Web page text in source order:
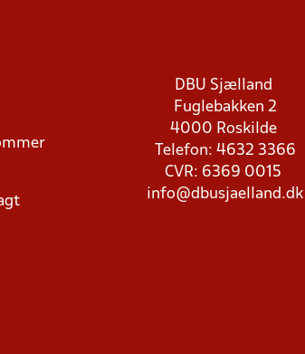
DBU Sjælland
Fuglebakken 2
4000 Roskilde
Telefon: 4632 3366
CVR: 6369 0015
info@dbusjaelland.dk